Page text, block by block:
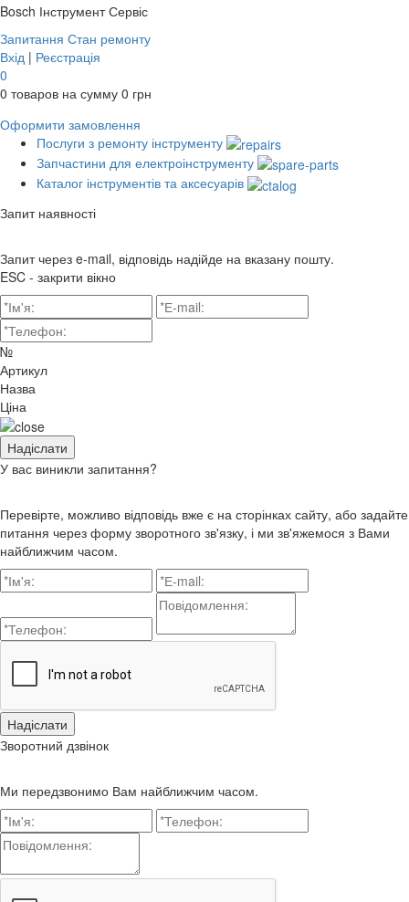
Bosch Інструмент Сервіс
Запитання Стан ремонту
Вхід | Реєстрація
0
0 товаров на сумму 0 грн
Оформити замовлення
Послуги з ремонту інструменту
Запчастини для електроінструменту
Каталог інструментів та аксесуарів
Запит наявності
Запит через e-mail, відповідь надійде на вказану пошту.
ESC - закрити вікно
№
Артикул
Назва
Ціна
У вас виникли запитання?
Перевірте, можливо відповідь вже є на сторінках сайту, або задайте
питання через форму зворотного зв'язку, і ми зв'яжемося з Вами
найближчим часом.
Зворотний дзвінок
Ми передзвонимо Вам найближчим часом.